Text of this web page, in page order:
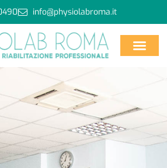
info@physiolabroma.it